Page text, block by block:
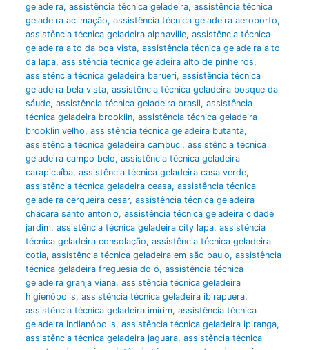
geladeira, assistência técnica geladeira, assistência técnica
geladeira aclimação, assistência técnica geladeira aeroporto,
assistência técnica geladeira alphaville, assistência técnica
geladeira alto da boa vista, assistência técnica geladeira alto
da lapa, assistência técnica geladeira alto de pinheiros,
assistência técnica geladeira barueri, assistência técnica
geladeira bela vista, assistência técnica geladeira bosque da
sáude, assistência técnica geladeira brasil, assistência
técnica geladeira brooklin, assistência técnica geladeira
brooklin velho, assistência técnica geladeira butantã,
assistência técnica geladeira cambuci, assistência técnica
geladeira campo belo, assistência técnica geladeira
carapicuíba, assistência técnica geladeira casa verde,
assistência técnica geladeira ceasa, assistência técnica
geladeira cerqueira cesar, assistência técnica geladeira
chácara santo antonio, assistência técnica geladeira cidade
jardim, assistência técnica geladeira city lapa, assistência
técnica geladeira consolação, assistência técnica geladeira
cotia, assistência técnica geladeira em são paulo, assistência
técnica geladeira freguesia do ó, assistência técnica
geladeira granja viana, assistência técnica geladeira
higienópolis, assistência técnica geladeira ibirapuera,
assistência técnica geladeira imirim, assistência técnica
geladeira indianópolis, assistência técnica geladeira ipiranga,
assistência técnica geladeira jaguara, assistência técnica